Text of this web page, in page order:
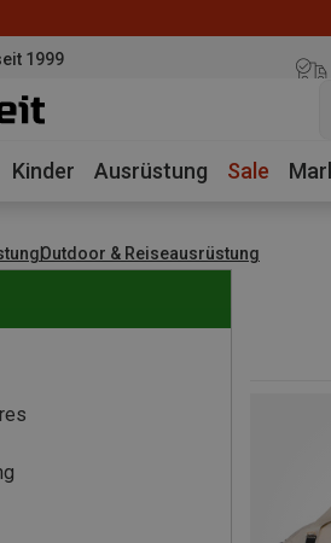
1999
Kinder Ausrüstung Sale
Outdoor & Reiseausrüstung